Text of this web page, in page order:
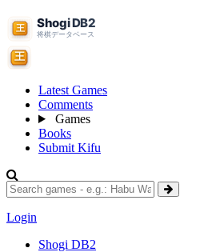
Latest Games
Comments
Games
Books
Submit Kifu
Login
Shogi DB2